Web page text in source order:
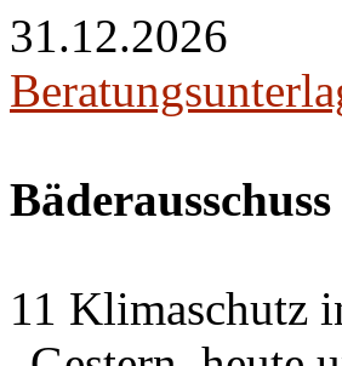
31.12.2026
Bäderausschuss
11 Klimaschutz